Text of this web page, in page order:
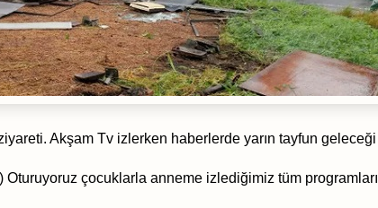
Akşam Tv izlerken haberlerde yarın tayfun geleceği
Oturuyoruz çocuklarla anneme izlediğimiz tüm programları